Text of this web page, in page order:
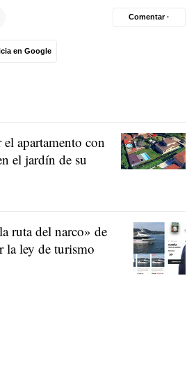
en Google
Comentar ·
apartamento con
el jardín de su
ruta del narco» de
ley de turismo